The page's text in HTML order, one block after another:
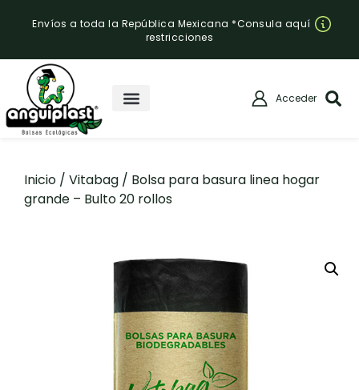
Envíos a toda la República Mexicana *Consula aquí
restricciones
Acceder
Inicio / Vitabag / Bolsa para basura linea hogar
grande – Bulto 20 rollos